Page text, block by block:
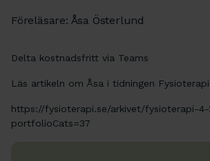
Föreläsare: Åsa Österlund
Delta kostnadsfritt via Teams
Läs artikeln om Åsa i tidningen
https://fysioterapi.se/arkivet/fysioterapi-
portfolioCats=37